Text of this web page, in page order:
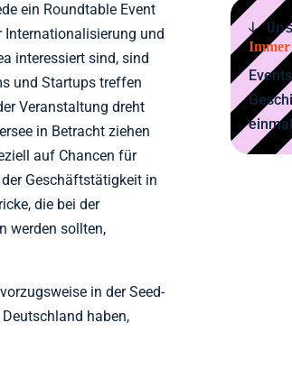
ein Roundtable Event
Internationalisierung und
interessiert sind, sind
und Startups treffen
Veranstaltung dreht
in Betracht ziehen
auf Chancen für
Geschäftstätigkeit in
die bei der
werden sollten,
in der Seed-
haben,
↓